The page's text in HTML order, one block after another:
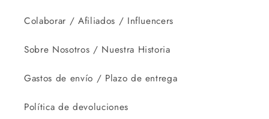
Colaborar / Afiliados / Influencers
Sobre Nosotros / Nuestra Historia
Gastos de envío / Plazo de entrega
Política de devoluciones